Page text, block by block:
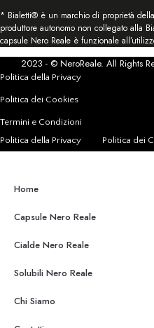
* Bialetti® è un marchio di proprietà
produttore autonomo non collegato alla
capsule Nero Reale è funzionale
2023 - © NeroReale. All Rights
Politica della Privacy
Politica dei Cookies
Termini e Condizioni
Politica della Privacy
Politica dei
Home
Capsule Nero Reale
Cialde Nero Reale
Solubili Nero Reale
Chi Siamo